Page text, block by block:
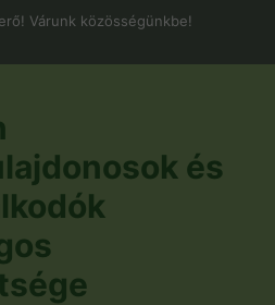
Várunk közösségünkbe!
és